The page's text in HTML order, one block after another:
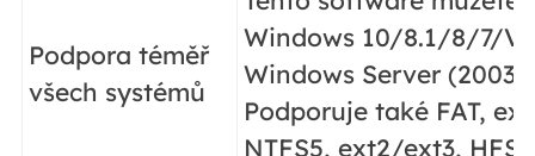
Podpora téměř
všech systémů
Windows 10/8.1/8/7/
Windows Server (2003
Podporuje také FAT,
NTFS5, ext2/ext3,